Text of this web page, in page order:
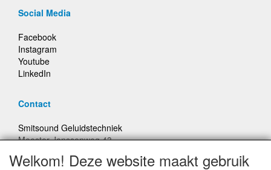
Social Media
Facebook
Instagram
Youtube
LinkedIn
Contact
Smitsound Geluidstechniek
Meester Janssenweg 43
E-mail: info@smitsound.nl
Welkom! Deze website maakt gebruik